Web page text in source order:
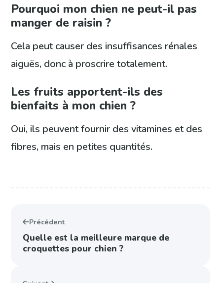
Pourquoi mon chien ne peut-il pas
manger de raisin ?
Cela peut causer des insuffisances rénales
aiguës, donc à proscrire totalement.
Les fruits apportent-ils des
bienfaits à mon chien ?
Oui, ils peuvent fournir des vitamines et des
fibres, mais en petites quantités.
Précédent
Quelle est la meilleure marque de
croquettes pour chien ?